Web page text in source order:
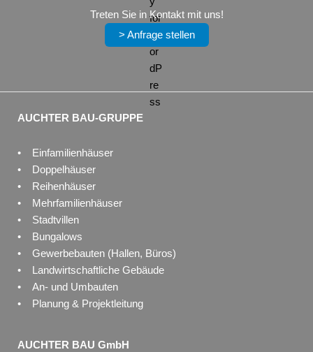
Treten Sie in Kontakt mit uns!
> Anfrage stellen
AUCHTER BAU-GRUPPE
• Einfamilienhäuser
• Doppelhäuser
• Reihenhäuser
• Mehrfamilienhäuser
• Stadtvillen
• Bungalows
• Gewerbebauten (Hallen, Büros)
• Landwirtschaftliche Gebäude
• An- und Umbauten
• Planung & Projektleitung
AUCHTER BAU GmbH